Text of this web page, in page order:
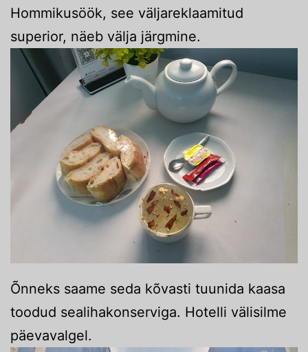
Hommikusöök, see väljareklaamitud
superior, näeb välja järgmine.
Õnneks saame seda kõvasti tuunida kaasa
toodud sealihakonserviga. Hotelli välisilme
päevavalgel.